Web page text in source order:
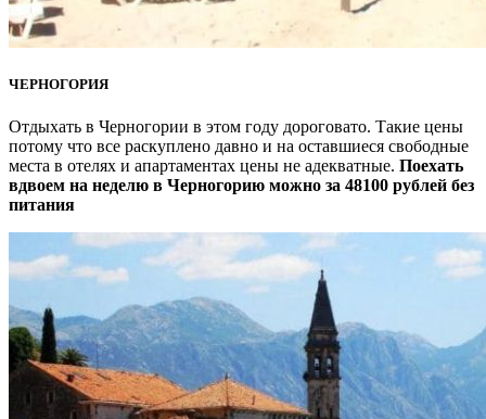
ЧЕРНОГОРИЯ
Отдыхать в Черногории в этом году дороговато. Такие цены
потому что все раскуплено давно и на оставшиеся свободные
места в отелях и апартаментах цены не адекватные. Поехать
вдвоем на неделю в Черногорию можно за 48100 рублей без
питания